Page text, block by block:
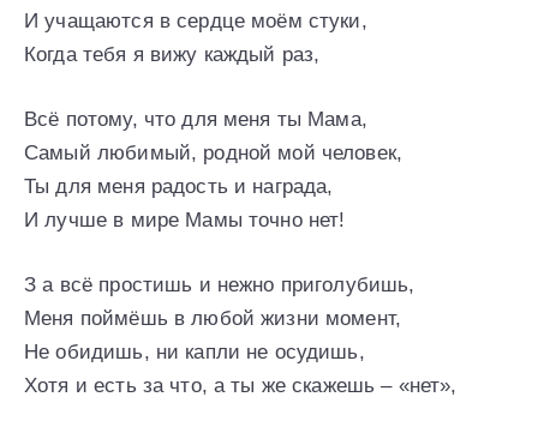
И учащаются в сердце моём стуки,
Когда тебя я вижу каждый раз,
Всё потому, что для меня ты Мама,
Самый любимый, родной мой человек,
Ты для меня радость и награда,
И лучше в мире Мамы точно нет!
З а всё простишь и нежно приголубишь,
Меня поймёшь в любой жизни момент,
Не обидишь, ни капли не осудишь,
Хотя и есть за что, а ты же скажешь – «нет»,